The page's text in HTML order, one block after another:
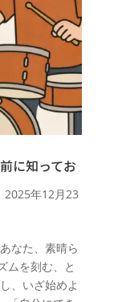
に知ってお
2025年12月23
なた、素晴ら
ムを刻む、と
、いざ始めよ